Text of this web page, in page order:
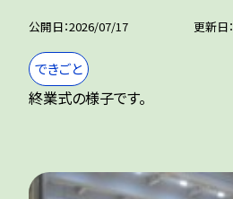
公開日 2026/07/17 更新日
できごと
終業式の様子です。